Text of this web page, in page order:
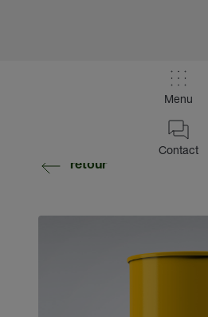
Menu
Contact
retour